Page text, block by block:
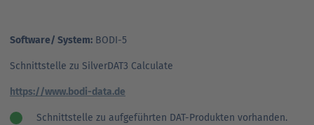
Software/ System: BODI-5
Schnittstelle zu SilverDAT3 Calculate
https://www.bodi-data.de
Schnittstelle zu aufgeführten DAT-Produkten vorhanden.